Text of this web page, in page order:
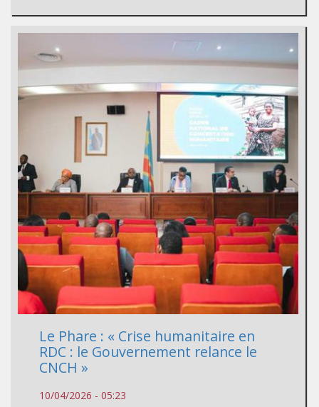
Le Phare : « Crise humanitaire en
RDC : le Gouvernement relance le
CNCH »
10/04/2026 - 05:23